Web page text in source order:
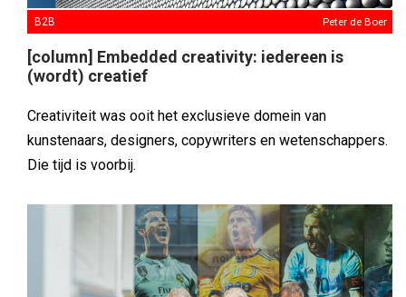
B2B Peter de Boer
[column] Embedded creativity: iedereen is
(wordt) creatief
Creativiteit was ooit het exclusieve domein van
kunstenaars, designers, copywriters en wetenschappers.
Die tijd is voorbij.